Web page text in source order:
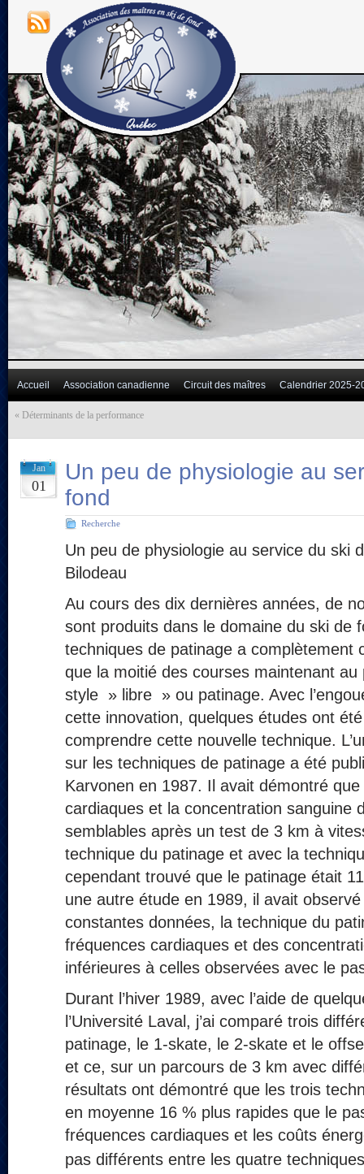
Accueil Association canadienne Circuit des maîtres Calendrier 2025-
« Déterminants de la performance
Jan
01
Un peu de physiologie au
fond
Recherche
Un peu de physiologie au service du ski
Bilodeau
Au cours des dix dernières années, de
sont produits dans le domaine du ski de
techniques de patinage a complètement
que la moitié des courses maintenant
style » libre » ou patinage. Avec
cette innovation, quelques études ont
comprendre cette nouvelle technique.
sur les techniques de patinage a été
Karvonen en 1987. Il avait démontré
cardiaques et la concentration sanguine
semblables après un test de 3 km à
technique du patinage et avec la
cependant trouvé que le patinage était
une autre étude en 1989, il avait observé
constantes données, la technique du
fréquences cardiaques et des
inférieures à celles observées avec le
Durant l’hiver 1989, avec l’aide de
l’Université Laval, j’ai comparé trois
patinage, le 1-skate, le 2-skate et le
et ce, sur un parcours de 3 km avec
résultats ont démontré que les trois
en moyenne 16 % plus rapides que le
fréquences cardiaques et les coûts
pas différents entre les quatre